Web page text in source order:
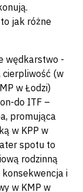
jak różne
wędkarstwo -
cierpliwość (w
w Łodzi)
do ITF –
promująca
w KPP w
spotu to
rodzinną
i
w KMP w